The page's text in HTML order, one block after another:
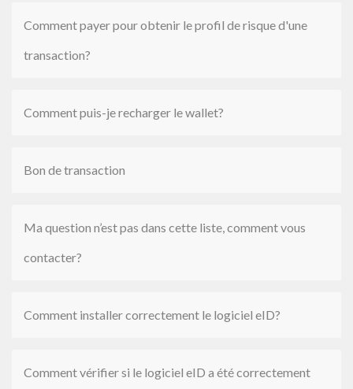
Comment payer pour obtenir le profil de risque d'une
transaction?
Comment puis-je recharger le wallet?
Bon de transaction
Ma question n’est pas dans cette liste, comment vous
contacter?
Comment installer correctement le logiciel eID?
Comment vérifier si le logiciel eID a été correctement